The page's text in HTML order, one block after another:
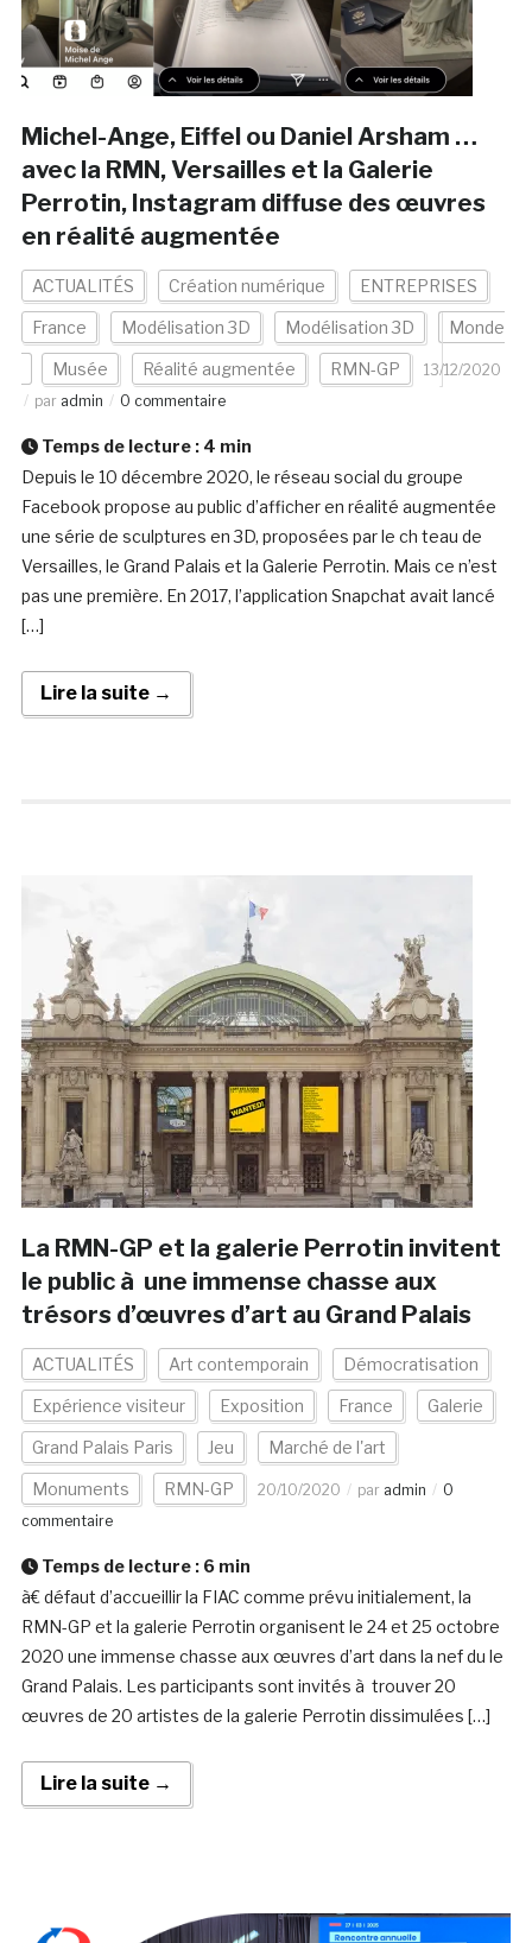
Michel-Ange, Eiffel ou Daniel Arsham …
avec la RMN, Versailles et la Galerie
Perrotin, Instagram diffuse des œuvres
en réalité augmentée
ACTUALITÉS Création numérique ENTREPRISES
France Modélisation 3D Modélisation 3D Monde
Musée Réalité augmentée RMN-GP
13/12/2020
par admin 0 commentaire
Temps de lecture : 4 min
Depuis le 10 décembre 2020, le réseau social du groupe
Facebook propose au public d’afficher en réalité augmentée
une série de sculptures en 3D, proposées par le ch teau de
Versailles, le Grand Palais et la Galerie Perrotin. Mais ce n’est
pas une première. En 2017, l’application Snapchat avait lancé
[…]
Lire la suite →
La RMN-GP et la galerie Perrotin invitent
le public à une immense chasse aux
trésors d’œuvres d’art au Grand Palais
ACTUALITÉS Art contemporain Démocratisation
Expérience visiteur Exposition France Galerie
Grand Palais Paris Jeu Marché de l'art
Monuments RMN-GP 20/10/2020 par admin
0
commentaire
Temps de lecture : 6 min
à€ défaut d’accueillir la FIAC comme prévu initialement, la
RMN-GP et la galerie Perrotin organisent le 24 et 25 octobre
2020 une immense chasse aux œuvres d’art dans la nef du le
Grand Palais. Les participants sont invités à trouver 20
œuvres de 20 artistes de la galerie Perrotin dissimulées […]
Lire la suite →